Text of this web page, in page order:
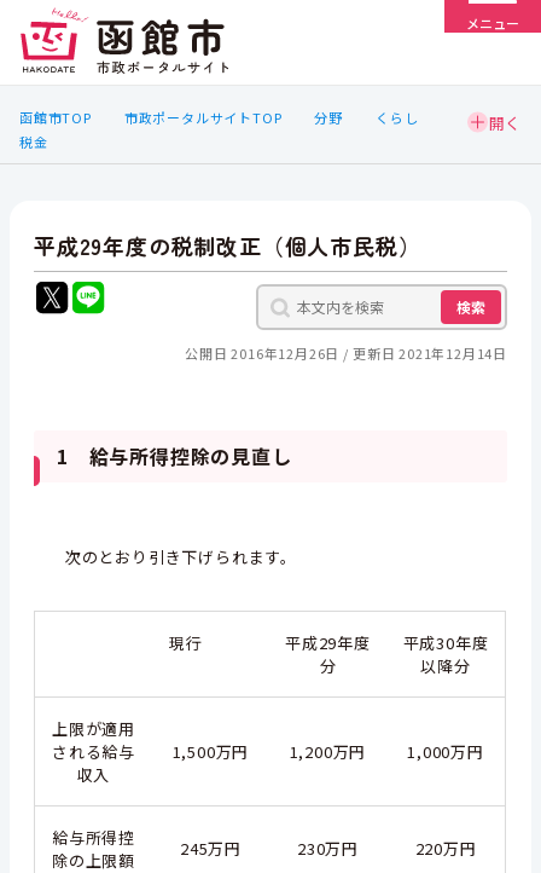
メニュー
函館市TOP 市政ポータルサイトTOP 分野
くらし
税金
平成29年度の税制改正（個人市民税）
検索
公開日 2016年12月26日 更新日 2021年12月14日
1 給与所得控除の見直し
次のとおり引き下げられます。
現行
平成29年度
分
平成30年度
以降分
上限が適用
される給与
収入
1,500万円 1,200万円 1,000万円
給与所得控
除の上限額
245万円 230万円 220万円